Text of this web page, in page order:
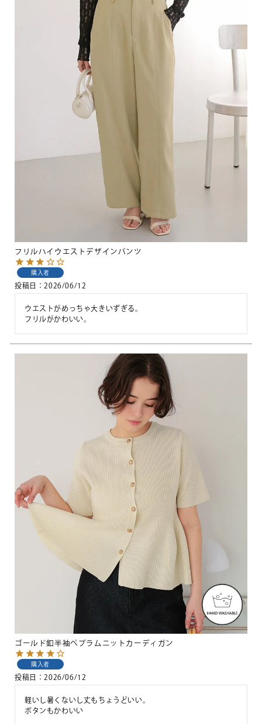
フリルハイウエストデザインパンツ
購入者
投稿日 2026/06/12
ウエストがめっちゃ大きいずぎる。
フリルがかわいい。
ゴールド釦半袖ペプラムニットカーディガン
購入者
投稿日 2026/06/12
軽いし暑くないし丈もちょうどいい。
ボタンもかわいい